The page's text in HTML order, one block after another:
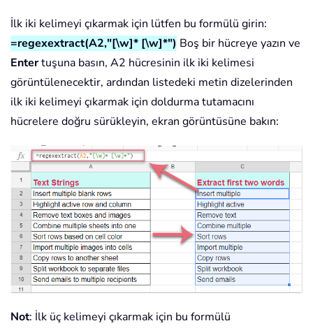
İlk iki kelimeyi çıkarmak için lütfen bu formülü girin:
=regexextract(A2,"[\w]* [\w]*") Boş bir hücreye yazın ve
Entertuşuna basın, A2 hücresinin ilk iki kelimesi
görüntülenecektir, ardından listedeki metin dizelerinden
ilk iki kelimeyi çıkarmak için doldurma tutamacını
hücrelere doğru sürükleyin, ekran görüntüsüne bakın:
Not: İlk üç kelimeyi çıkarmak için bu formülü